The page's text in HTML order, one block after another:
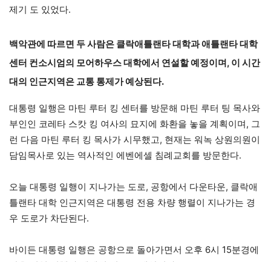
제기 도 있었다.
백악관에 따르면 두 사람은 클락애틀랜타 대학과 애틀랜타 대학
센터 컨소시엄의 모어하우스 대학에서 연설할 예정이며, 이 시간
대의 인근지역은 교통 통제가 예상된다.
대통령 일행은 마틴 루터 킹 센터를 방문해 마틴 루터 팅 목사와
부인인 코레타 스캇 킹 여사의 묘지에 화환을 놓을 계획이며, 그
런 다음 마틴 루터 킹 목사가 시무했고, 현재는 워녹 상원의원이
담임목사로 있는 역사적인 에벤에셀 침례교회를 방문한다.
오늘 대통령 일행이 지나가는 도로, 공항에서 다운타운, 클락애
틀랜타 대학 인근지역은 대통령 전용 차량 행렬이 지나가는 경
우 도로가 차단된다.
바이든 대통령 일행은 공항으로 돌아가면서 오후 6시 15분경에